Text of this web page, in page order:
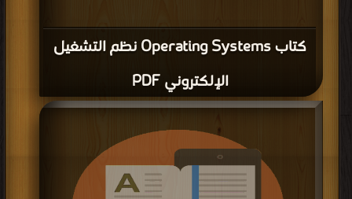
كتاب تنصيب نظام تشغيل سولاريس
Solaris 10 PDF